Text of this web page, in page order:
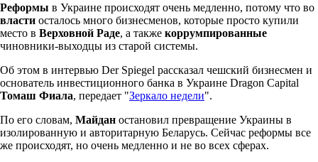
Реформы в Украине происходят очень медленно, потому что во
власти осталось много бизнесменов, которые просто купили
место в Верховной Раде, а также коррумпированные
чиновники-выходцы из старой системы.
Об этом в интервью Der Spiegel рассказал чешский бизнесмен и
основатель инвестиционного банка в Украине Dragon Capital
Томаш Фиала, передает "Зеркало недели".
По его словам, Майдан остановил превращение Украины в
изолированную и авторитарную Беларусь. Сейчас реформы все
же происходят, но очень медленно и не во всех сферах.